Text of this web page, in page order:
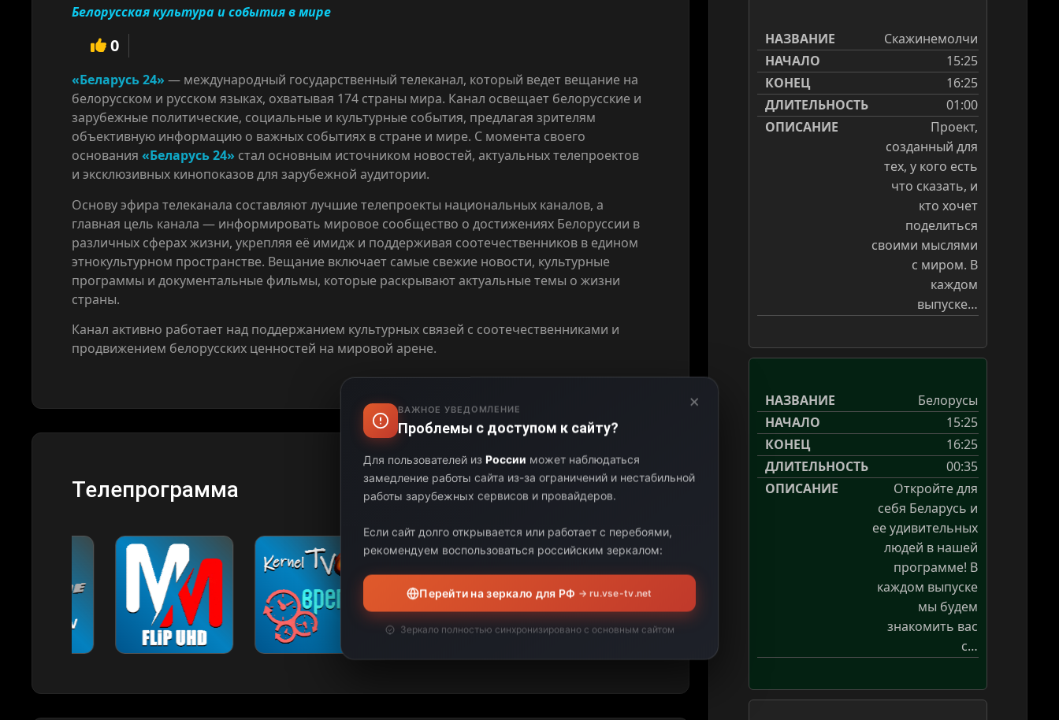
Белорусская культура и события в мире
0
«Беларусь 24» — международный государственный телеканал, который ведет вещание на
белорусском и русском языках, охватывая 174 страны мира. Канал освещает белорусские и
зарубежные политические, социальные и культурные события, предлагая зрителям
объективную информацию о важных событиях в стране и мире. С момента своего
основания «Беларусь 24» стал основным источником новостей, актуальных телепроектов
и эксклюзивных кинопоказов для зарубежной аудитории.
Основу эфира телеканала составляют лучшие телепроекты национальных каналов, а
главная цель канала — информировать мировое сообщество о достижениях Белоруссии в
различных сферах жизни, укрепляя её имидж и поддерживая соотечественников в едином
этнокультурном пространстве. Вещание включает самые свежие новости, культурные
программы и документальные фильмы, которые раскрывают актуальные темы о жизни
страны.
Канал активно работает над поддержанием культурных связей с соотечественниками и
продвижением белорусских ценностей на мировой арене.
Телепрограмма
Скажинемолчи
15:25
16:25
01:00
Проект,
созданный для
тех, у кого есть
что сказать, и
кто хочет
поделиться
своими мыслями
с миром. В
каждом
выпуске…
Белорусы
15:25
16:25
00:35
Откройте для
себя Беларусь и
ее удивительных
людей в нашей
программе! В
каждом выпуске
мы будем
знакомить вас
с…
×
ВАЖНОЕ УВЕДОМЛЕНИЕ
Проблемы с доступом к сайту?
Для пользователей из России может наблюдаться
замедление работы сайта из-за ограничений и нестабильной
работы зарубежных сервисов и провайдеров.
Если сайт долго открывается или работает с перебоями,
рекомендуем воспользоваться российским зеркалом:
Перейти на зеркало для РФ → ru.vse-tv.net
Зеркало полностью синхронизировано с основным сайтом